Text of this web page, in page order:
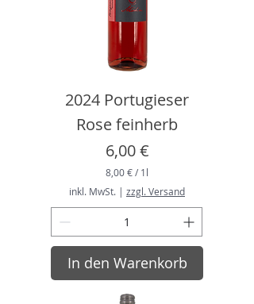
2024 Portugieser
Rose feinherb
Preis
6,00 €
8,00 €/ 1l
,
0
0
€
p
1
inkl. MwSt. | zzgl. Versand
In den Warenkorb